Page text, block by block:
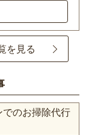
を見る
のお掃除代行